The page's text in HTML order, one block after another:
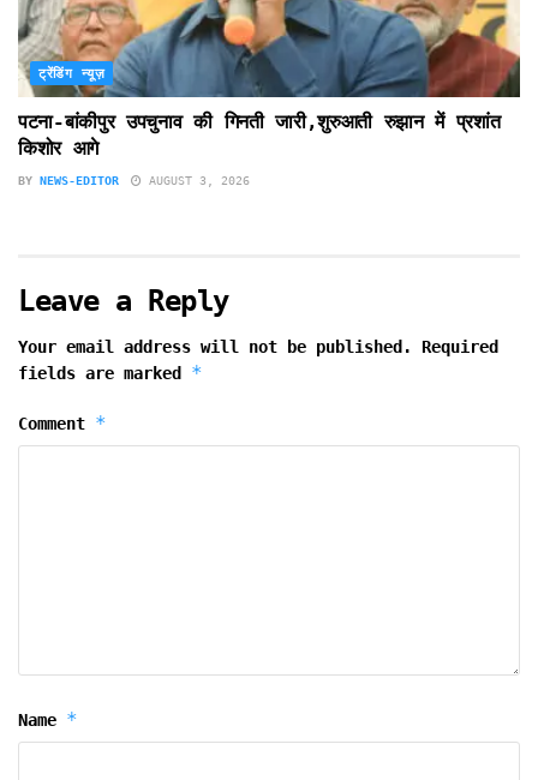
ट्रेंडिंग न्यूज़
पटना-बांकीपुर उपचुनाव की गिनती जारी,शुरुआती रुझान में प्रशांत
किशोर आगे
BY NEWS-EDITOR AUGUST 3, 2026
Leave a Reply
Your email address will not be published.
Required
fields are marked *
Comment *
Name *